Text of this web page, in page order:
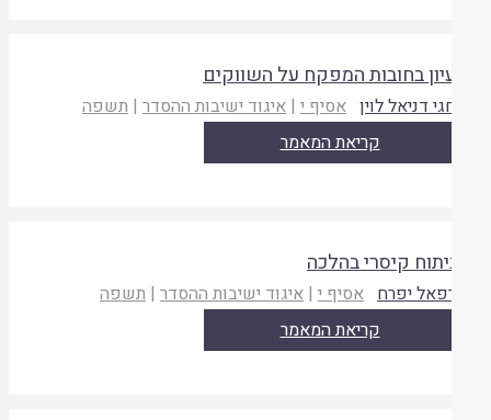
בחובות המפקח על השווקים
דניאל לוין אסיף י|איגוד ישיבות ההסדר|תשפה
קריאת המאמר
קיסרי בהלכה
יפרח אסיף י |איגוד ישיבות ההסדר|תשפה
קריאת המאמר